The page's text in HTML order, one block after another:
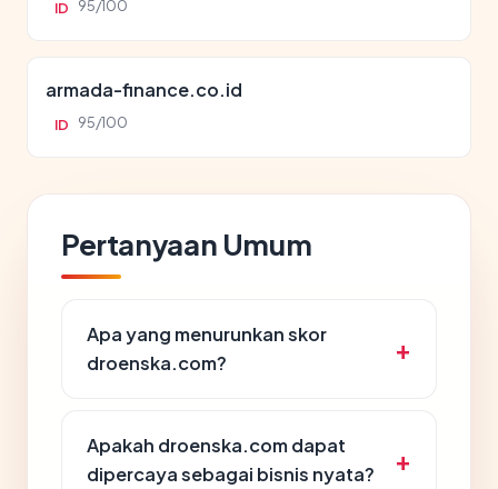
ID 95/100
armada-finance.co.id
ID 95/100
Pertanyaan Umum
Apa yang menurunkan skor
droenska.com?
Apakah droenska.com dapat
dipercaya sebagai bisnis nyata?